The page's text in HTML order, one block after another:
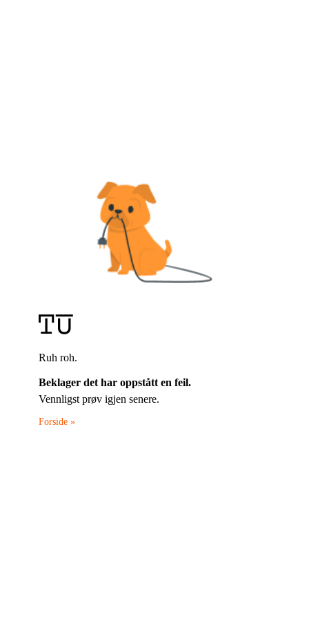
Ruh roh.
Beklager det har oppstått en feil.
Vennligst prøv igjen senere.
Forside »